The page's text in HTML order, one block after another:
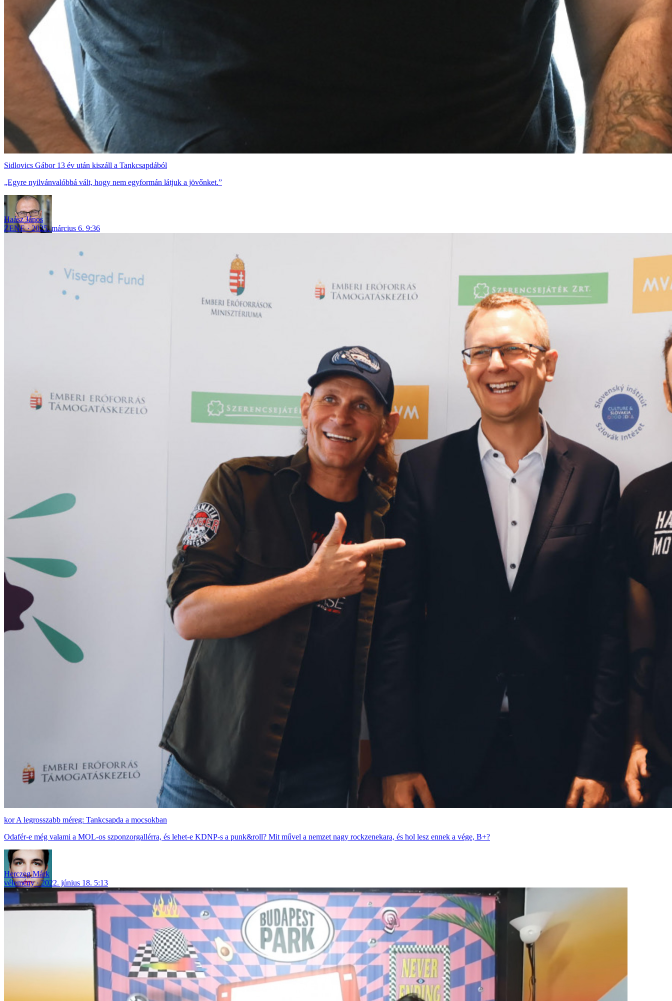
Sidlovics Gábor 13 év után kiszáll a Tankcsapdából
„Egyre nyilvánvalóbbá vált, hogy nem egyformán látjuk a jövőnket.”
Haász János
ZENE
2025. március 6. 9:36
A legrosszabb méreg: Tankcsapda a mocsokban
Odafér-e még valami a MOL-os szponzorgallérra, és lehet-e KDNP-s a punk&roll? Mit művel a nemzet nagy rockzenekara, és hol lesz ennek a vége, B+?
Herczeg Márk
vélemény
2022. június 18. 5:13